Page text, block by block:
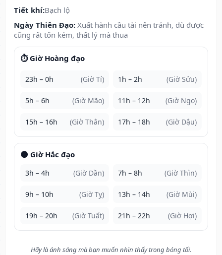
Tiết khí:Bạch lộ
Ngày Thiên Đạo: Xuất hành cầu tài nên tránh, dù được
cũng rất tốn kém, thất lý mà thua
⏱️ Giờ Hoàng đạo
23h – 0h (Giờ Tí) 1h – 2h (Giờ Sửu)
5h – 6h (Giờ Mão) 11h – 12h (Giờ Ngọ)
15h – 16h (Giờ Thân) 17h – 18h (Giờ Dậu)
🌑 Giờ Hắc đạo
3h – 4h (Giờ Dần) 7h – 8h (Giờ Thìn)
9h – 10h (Giờ Tỵ) 13h – 14h (Giờ Mùi)
19h – 20h (Giờ Tuất) 21h – 22h (Giờ Hợi)
Hãy là ánh sáng mà bạn muốn nhìn thấy trong bóng tối.